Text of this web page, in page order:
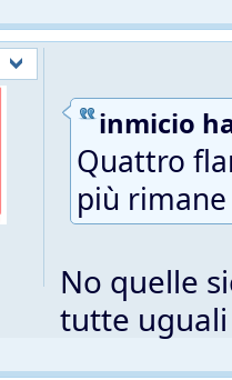
inmicio
Quattro
più
No quelle
tutte uguali